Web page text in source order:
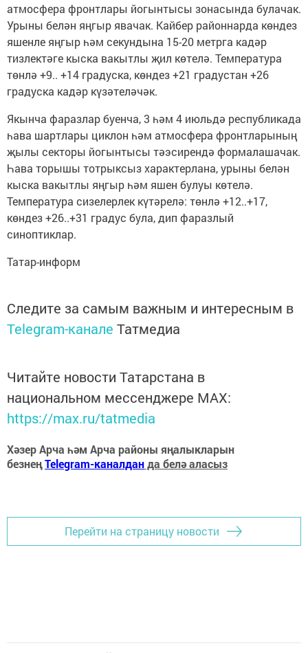
атмосфера фронтлары йогынтысы зонасында булачак.
Урыны белән яңгыр явачак. Кайбер районнарда көндез
яшенле яңгыр һәм секундына 15-20 метрга кадәр
тизлектәге кыска вакытлы җил көтелә. Температура
төнлә +9.. +14 градуска, көндез +21 градустан +26
градуска кадәр күзәтеләчәк.
Якынча фаразлар буенча, 3 һәм 4 июльдә республикада
һава шартлары циклон һәм атмосфера фронтларының
җылы секторы йогынтысы тәэсирендә формалашачак.
Һава торышы тотрыксыз характерлана, урыны белән
кыска вакытлы яңгыр һәм яшен булуы көтелә.
Температура сизелерлек күтәрелә: төнлә +12..+17,
көндез +26..+31 градус була, дип фаразлый
синоптиклар.
Татар-информ
Следите за самым важным и интересным в
Telegram-канале Татмедиа
Читайте новости Татарстана в
национальном мессенджере MАХ:
https://max.ru/tatmedia
Хәзер Арча һәм Арча районы яңалыкларын
безнеңTelegram-каналданда белә аласыз
Перейти на страницу новости